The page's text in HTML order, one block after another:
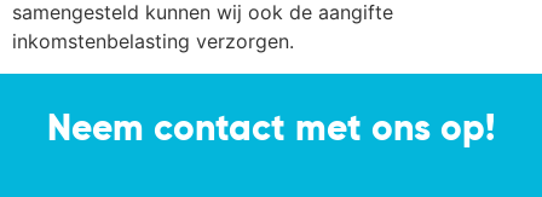
samengesteld kunnen wij ook de aangifte
inkomstenbelasting verzorgen.
Neem contact met ons op!